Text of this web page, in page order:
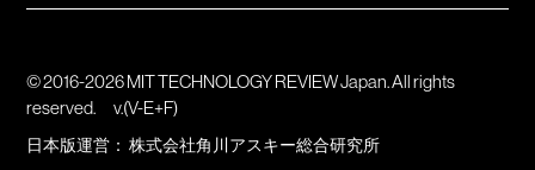
© 2016-2026 MIT TECHNOLOGY REVIEW Japan. All rights
reserved.
v.(V-E+F)
日本版運営：株式会社角川アスキー総合研究所